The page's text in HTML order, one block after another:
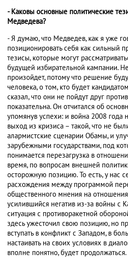
- Каковы основные политические
Медведева?
- Я думаю, что Медведев, как я уже
позиционировать себя как сильный
тезисы, которые могут
будущей избирательной кампании.
произойдет, потому что решение
человека, о том, кто будет
сказал, что они не пойдут друг
показательна. Он отчитался об
упомянув успехи: и война 2008 года
выход из кризиса – такой, что не
алармистские сценарии Обамы, и
зарубежными государствами, под
понимается перезагрузка в
время, по вопросам внешней
осторожную позицию. То есть, у нас
расхождения между программой
общественного мнения на
усилившийся негатив из-за войны с
ситуация с противоракетной
здесь ужесточил свою позицию, но
вступать в конфликт с Западом, в
настаивать на своих условиях в
вполне понятно, будет продолжаться.